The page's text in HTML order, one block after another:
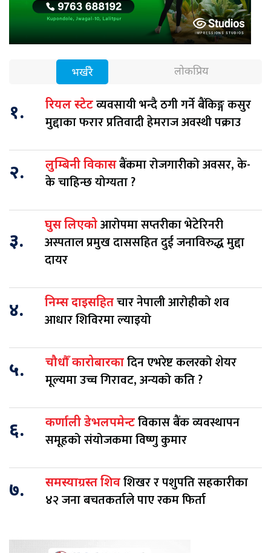
भर्खरै लोकप्रिय
१. रियल स्टेटव्यवसायी भन्दै ठगी गर्ने बैंकिङ्ग कसुर
मुद्दाका फरार प्रतिवादी हेमराज अवस्थी पक्राउ
२. लुम्बिनी विकासबैंकमा रोजगारीको अवसर, के-
के चाहिन्छ योग्यता ?
३.
घुस लिएकोआरोपमा सप्तरीका भेटेरिनरी
अस्पताल प्रमुख दाससहित दुई जनाविरुद्ध मुद्दा
दायर
४. निम्स दाइसहितचार नेपाली आरोहीको शव
आधार शिविरमा ल्याइयो
५. चौधौँ कारोबारकादिन एभरेष्ट कलरको शेयर
मूल्यमा उच्च गिरावट, अन्यको कति ?
६. कर्णाली डेभलपमेन्टविकास बैंक व्यवस्थापन
समूहको संयोजकमा विष्णु कुमार
७. समस्याग्रस्त शिवशिखर र पशुपति सहकारीका
४२ जना बचतकर्ताले पाए रकम फिर्ता